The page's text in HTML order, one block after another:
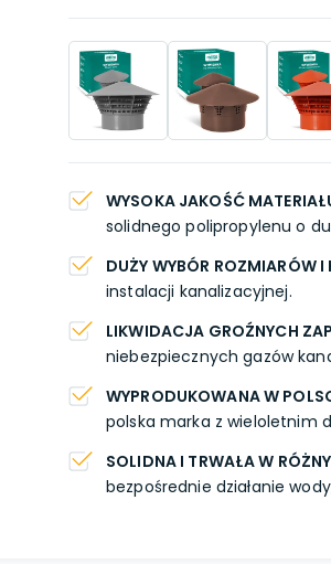
WYSOKA JAKOŚĆ
solidnego polipropylenu o
DUŻY WYBÓR ROZMIARÓW I
instalacji kanalizacyjnej.
LIKWIDACJA GROŹNYCH
niebezpiecznych gazów
WYPRODUKOWANA W
polska marka z wieloletnim
SOLIDNA I TRWAŁA W
bezpośrednie działanie